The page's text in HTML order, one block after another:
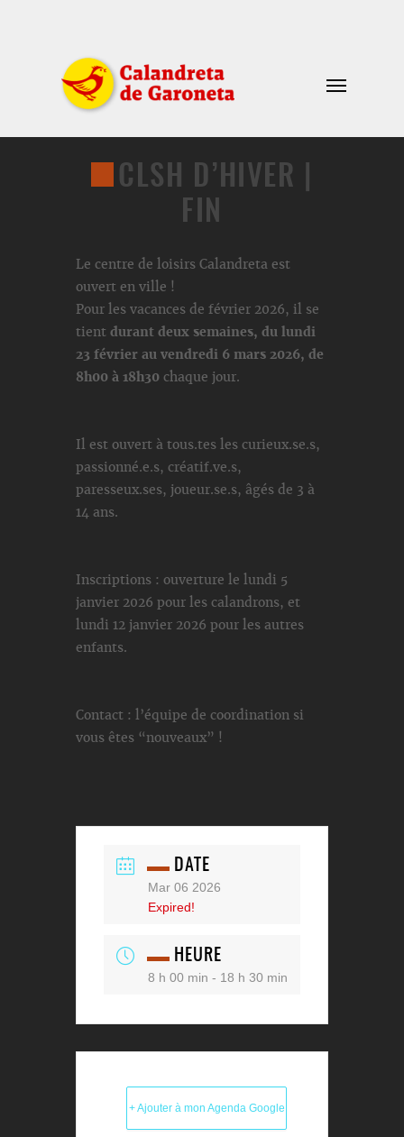
CLSH D’HIVER |
FIN
Le centre de loisirs Calandreta est
ouvert en ville !
Pour les vacances de février 2026, il se
tient durant deux semaines, du lundi
23 février au vendredi 6 mars 2026, de
8h00 à 18h30 chaque jour.
Il est ouvert à tous.tes les curieux.se.s,
passionné.e.s, créatif.ve.s,
paresseux.ses, joueur.se.s, âgés de 3 à
14 ans.
Inscriptions : ouverture le lundi 5
janvier 2026 pour les calandrons, et
lundi 12 janvier 2026 pour les autres
enfants.
Contact : l’équipe de coordination si
vous êtes “nouveaux” !
DATE
Mar 06 2026
Expired!
HEURE
8 h 00 min - 18 h 30 min
+ Ajouter à mon Agenda Google